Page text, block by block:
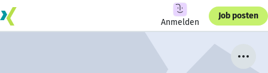
Anmelden
Job posten